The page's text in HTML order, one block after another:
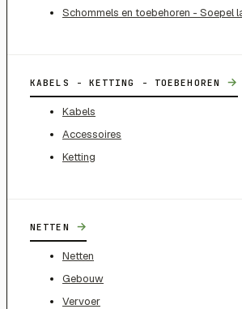
Schommels en toebehoren - Soepel
KABELS - KETTING - TOEBEHOREN →
Kabels
Accessoires
Ketting
NETTEN →
Netten
Gebouw
Vervoer